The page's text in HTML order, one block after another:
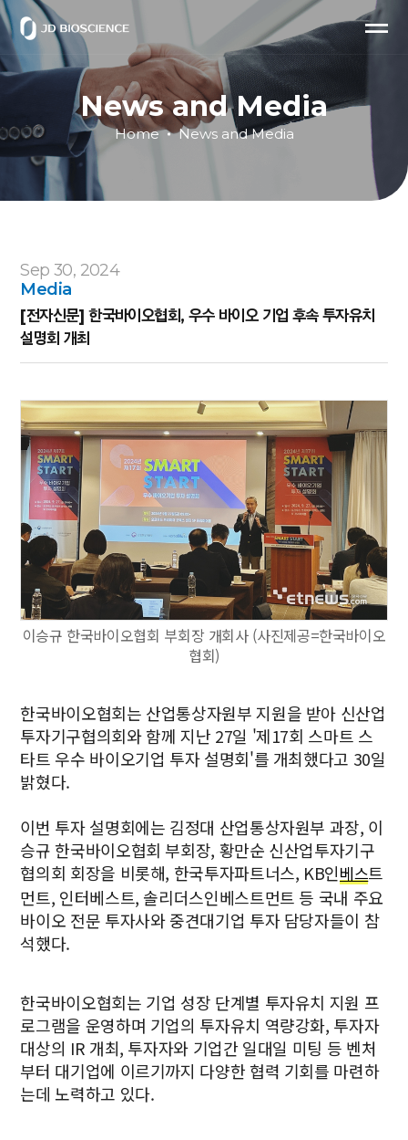
News and Media
Home News and Media
Sep 30, 2024
Media
[전자신문] 한국바이오협회, 우수 바이오 기업 후속 투자유치
설명회 개최
이승규 한국바이오협회 부회장 개회사 (사진제공=한국바이오
협회)
한국바이오협회는 산업통상자원부 지원을 받아 신산업
투자기구협의회와 함께 지난 27일 '제17회 스마트 스
타트 우수 바이오기업 투자 설명회'를 개최했다고 30일
밝혔다.
이번 투자 설명회에는 김정대 산업통상자원부 과장, 이
승규 한국바이오협회 부회장, 황만순 신산업투자기구
협의회 회장을 비롯해, 한국투자파트너스, KB인베스트
먼트, 인터베스트, 솔리더스인베스트먼트 등 국내 주요
바이오 전문 투자사와 중견대기업 투자 담당자들이 참
석했다.
한국바이오협회는 기업 성장 단계별 투자유치 지원 프
로그램을 운영하며 기업의 투자유치 역량강화, 투자자
대상의 IR 개최, 투자자와 기업간 일대일 미팅 등 벤처
부터 대기업에 이르기까지 다양한 협력 기회를 마련하
는데 노력하고 있다.